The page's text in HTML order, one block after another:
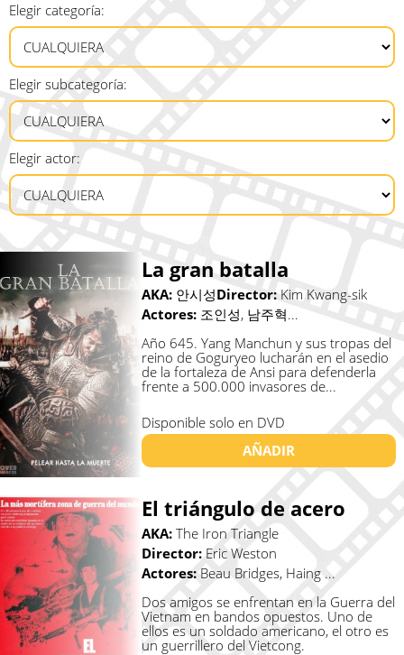
Elegir categoría:
Elegir subcategoría:
Elegir actor:
La gran batalla
AKA: 안시성Director: Kim Kwang-sik
Actores: 조인성, 남주혁...
Año 645. Yang Manchun y sus tropas del
reino de Goguryeo lucharán en el asedio
de la fortaleza de Ansi para defenderla
frente a 500.000 invasores de...
Disponible solo en DVD
AÑADIR
El triángulo de acero
AKA: The Iron Triangle
Director: Eric Weston
Actores: Beau Bridges, Haing ...
Dos amigos se enfrentan en la Guerra del
Vietnam en bandos opuestos. Uno de
ellos es un soldado americano, el otro es
un guerrillero del Vietcong.